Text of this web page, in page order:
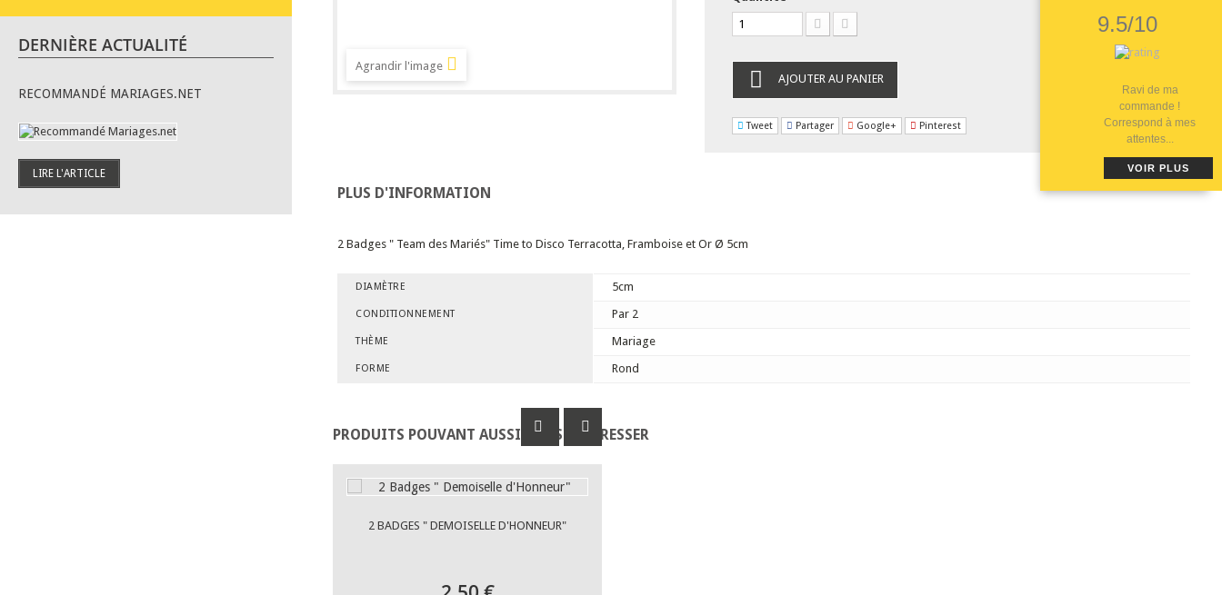
DERNIÈRE ACTUALITÉ
RECOMMANDÉ MARIAGES.NET
LIRE L'ARTICLE
Agrandir l'image
AJOUTER AU PANIER
Tweet Partager Google+ Pinterest
PLUS D'INFORMATION
2 Badges " Team des Mariés" Time to Disco Terracotta, Framboise et Or Ø 5cm
DIAMÈTRE 5cm
CONDITIONNEMENT Par 2
THÈME Mariage
FORME Rond
PRODUITS POUVANT AUSSI VOUS INTÉRESSER
2 BADGES " DEMOISELLE D'HONNEUR"
9.5/10
Ravi de ma
commande !
Correspond à mes
attentes...
VOIR PLUS